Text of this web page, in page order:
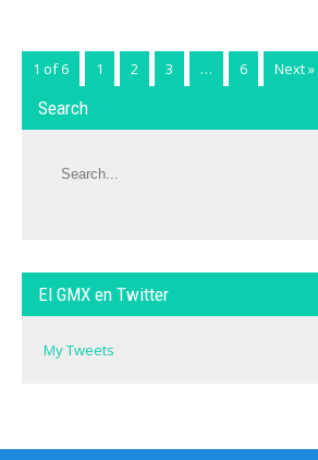
1 of 6 1 2 3 … 6 Next »
Search
El GMX en Twitter
My Tweets